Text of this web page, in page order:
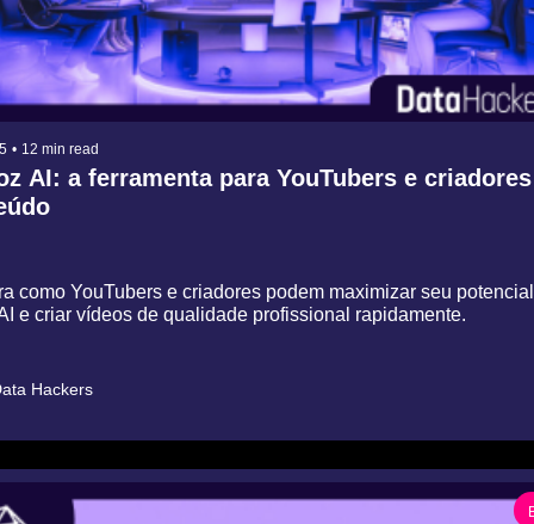
• 12 min read
AI: a ferramenta para YouTubers e
como YouTubers e criadores podem maximizar seu
e criar vídeos de qualidade profissional rapidamente.
Hackers